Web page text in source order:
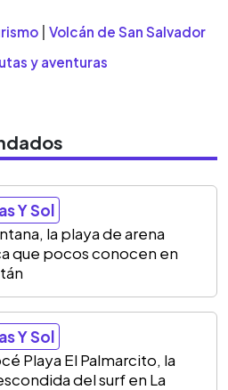
Volcán de San Salvador
y aventuras
Y Sol
la playa de arena
que pocos conocen en
Y Sol
Playa El Palmarcito, la
del surf en La